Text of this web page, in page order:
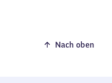
Nach oben